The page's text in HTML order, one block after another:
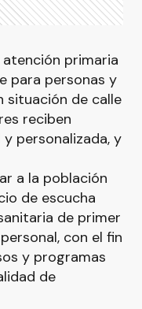
primaria
para personas y
situación de calle
reciben
personalizada, y
a la población
de escucha
de primer
con el fin
y programas
de